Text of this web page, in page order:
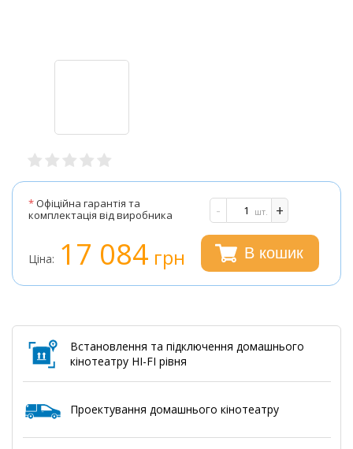
*Офіційна гарантія та
комплектація від виробника
- +
шт.
Ціна: 17 084 грн В кошик
Встановлення та підключення домашнього
кінотеатру HI-FI рівня
Проектування домашнього кінотеатру